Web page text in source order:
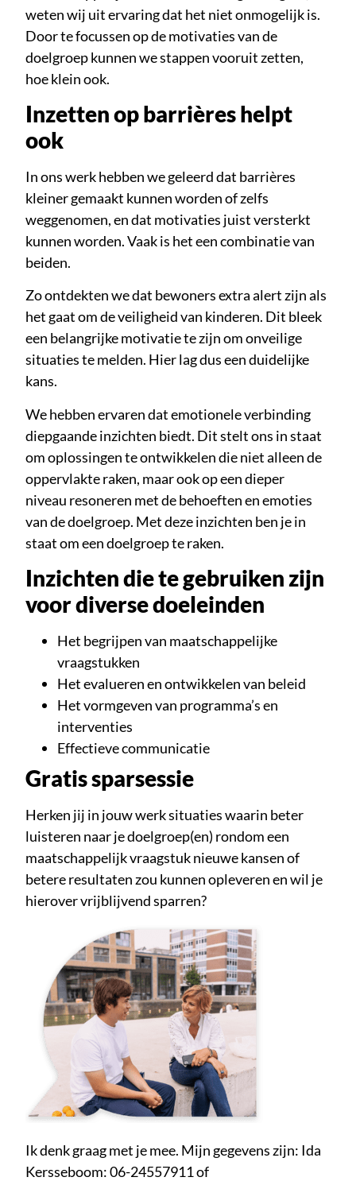
weten wij uit ervaring dat het niet onmogelijk is.
Door te focussen op de motivaties van de
doelgroep kunnen we stappen vooruit zetten,
hoe klein ook.
Inzetten op barrières helpt
ook
In ons werk hebben we geleerd dat barrières
kleiner gemaakt kunnen worden of zelfs
weggenomen, en dat motivaties juist versterkt
kunnen worden. Vaak is het een combinatie van
beiden.
Zo ontdekten we dat bewoners extra alert zijn als
het gaat om de veiligheid van kinderen. Dit bleek
een belangrijke motivatie te zijn om onveilige
situaties te melden. Hier lag dus een duidelijke
kans.
We hebben ervaren dat emotionele verbinding
diepgaande inzichten biedt. Dit stelt ons in staat
om oplossingen te ontwikkelen die niet alleen de
oppervlakte raken, maar ook op een dieper
niveau resoneren met de behoeften en emoties
van de doelgroep. Met deze inzichten ben je in
staat om een doelgroep te raken.
Inzichten die te gebruiken zijn
voor diverse doeleinden
Het begrijpen van maatschappelijke
vraagstukken
Het evalueren en ontwikkelen van beleid
Het vormgeven van programma’s en
interventies
Effectieve communicatie
Gratis sparsessie
Herken jij in jouw werk situaties waarin beter
luisteren naar je doelgroep(en) rondom een
maatschappelijk vraagstuk nieuwe kansen of
betere resultaten zou kunnen opleveren en wil je
hierover vrijblijvend sparren?
Ik denk graag met je mee. Mijn gegevens zijn: Ida
Kersseboom: 06-24557911 of